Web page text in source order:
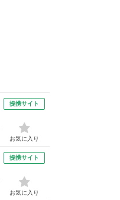
提携サイト
お気に入り
提携サイト
お気に入り